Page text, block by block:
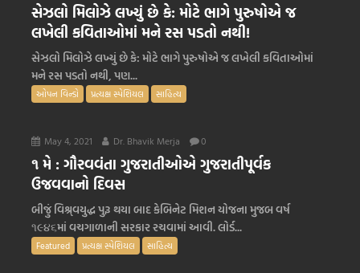
સેઝલો મિલોઝે લખ્યું છે કે: મોટે ભાગે પુરુષોએ જ
લખેલી કવિતાઓમાં મને રસ પડતો નથી!
સેઝલો મિલોઝે લખ્યું છે કે: મોટે ભાગે પુરુષોએ જ લખેલી કવિતાઓમાં
મને રસ પડતો નથી, પણ...
ઓપન વિન્ડો પ્રત્યક્ષ સ્પેશિયલ સાહિત્ય
May 4, 2021 Dr. Bhavik Merja 0
૧ મે : ગૌરવવંતા ગુજરાતીઓએ ગુજરાતીપૂર્વક
ઉજવવાનો દિવસ
બીજું વિશ્ર્વયુદ્ધ પુરૂ થયા બાદ કેબિનેટ મિશન યોજના મુજબ વર્ષ
૧૯૪૬માં વચગાળાની સરકાર રચવામાં આવી. લોર્ડ...
Featured પ્રત્યક્ષ સ્પેશિયલ સાહિત્ય